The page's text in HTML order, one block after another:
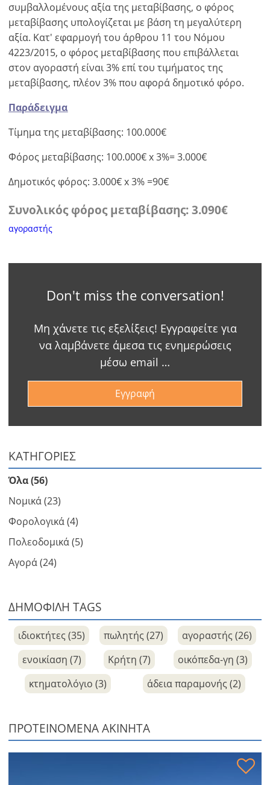
συμβαλλομένους αξία της μεταβίβασης, ο φόρος
μεταβίβασης υπολογίζεται με βάση τη μεγαλύτερη
αξία. Κατ' εφαρμογή του άρθρου 11 του Νόμου
4223/2015, ο φόρος μεταβίβασης που επιβάλλεται
στον αγοραστή είναι 3% επί του τιμήματος της
μεταβίβασης, πλέον 3% που αφορά δημοτικό φόρο.
Παράδειγμα
Τίμημα της μεταβίβασης: 100.000€
Φόρος μεταβίβασης: 100.000€ x 3%= 3.000€
Δημοτικός φόρος: 3.000€ x 3% =90€
Συνολικός φόρος μεταβίβασης: 3.090€
αγοραστής
Don't miss the conversation!
Μη χάνετε τις εξελίξεις! Εγγραφείτε για
να λαμβάνετε άμεσα τις ενημερώσεις
μέσω email …
Εγγραφή
ΚΑΤΗΓΟΡΙΕΣ
Όλα (56)
Νομικά (23)
Φορολογικά (4)
Πολεοδομικά (5)
Αγορά (24)
ΔΗΜΟΦΙΛΗ TAGS
ιδιοκτήτες (35) πωλητής (27)
αγοραστής (26)
ενοικίαση (7)
Κρήτη (7)
οικόπεδα-γη (3)
κτηματολόγιο (3)
άδεια παραμονής (2)
ΠΡΟΤΕΙΝΌΜΕΝΑ ΑΚΊΝΗΤΑ
Νόμισμα
Μονάδες
EUR €
English
Ελληνικά
Français
Παρακαλώ
login
χρήση
λειτουργίας
έχετε
λογαριασμό?
Εγραφείτε
δείτε
πλεονεκτήματα